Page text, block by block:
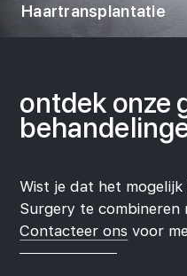
Haartransplantatie
ontdek onze
Wist je dat het mogelijk
Surgery te
Contacteer ons voor